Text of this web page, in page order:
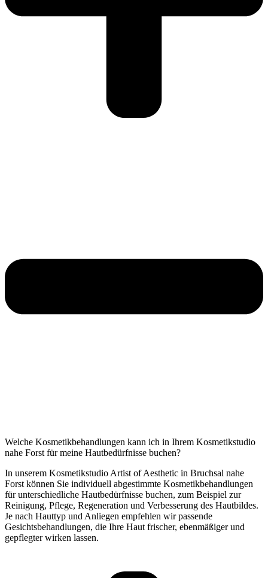
Welche Kosmetikbehandlungen kann ich in Ihrem Kosmetikstudio
nahe Forst für meine Hautbedürfnisse buchen?
In unserem Kosmetikstudio Artist of Aesthetic in Bruchsal nahe
Forst können Sie individuell abgestimmte Kosmetikbehandlungen
für unterschiedliche Hautbedürfnisse buchen, zum Beispiel zur
Reinigung, Pflege, Regeneration und Verbesserung des Hautbildes.
Je nach Hauttyp und Anliegen empfehlen wir passende
Gesichtsbehandlungen, die Ihre Haut frischer, ebenmäßiger und
gepflegter wirken lassen.